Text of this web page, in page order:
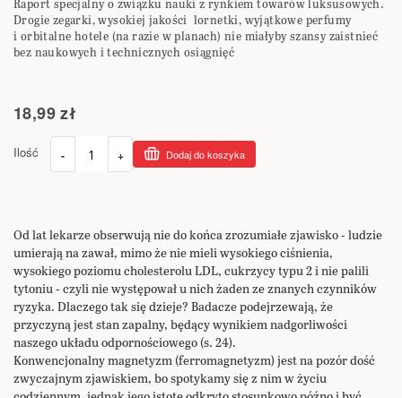
Raport specjalny o związku nauki z rynkiem towarów luksusowych.
Drogie zegarki, wysokiej jakości lornetki, wyjątkowe perfumy
i orbitalne hotele (na razie w planach) nie miałyby szansy zaistnieć
bez naukowych i technicznych osiągnięć
18,99 zł
Ilość - + Dodaj do koszyka
Od lat lekarze obserwują nie do końca zrozumiałe zjawisko - ludzie
umierają na zawał, mimo że nie mieli wysokiego ciśnienia,
wysokiego poziomu cholesterolu LDL, cukrzycy typu 2 i nie palili
tytoniu - czyli nie występował u nich żaden ze znanych czynników
ryzyka. Dlaczego tak się dzieje? Badacze podejrzewają, że
przyczyną jest stan zapalny, będący wynikiem nadgorliwości
naszego układu odpornościowego (s. 24).
Konwencjonalny magnetyzm (ferromagnetyzm) jest na pozór dość
zwyczajnym zjawiskiem, bo spotykamy się z nim w życiu